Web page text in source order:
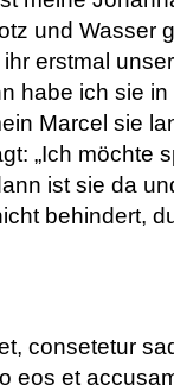
und Wasser
erstmal
habe ich sie
Marcel sie
„Ich möchte
ist sie da
behindert,
consetetur
eos et